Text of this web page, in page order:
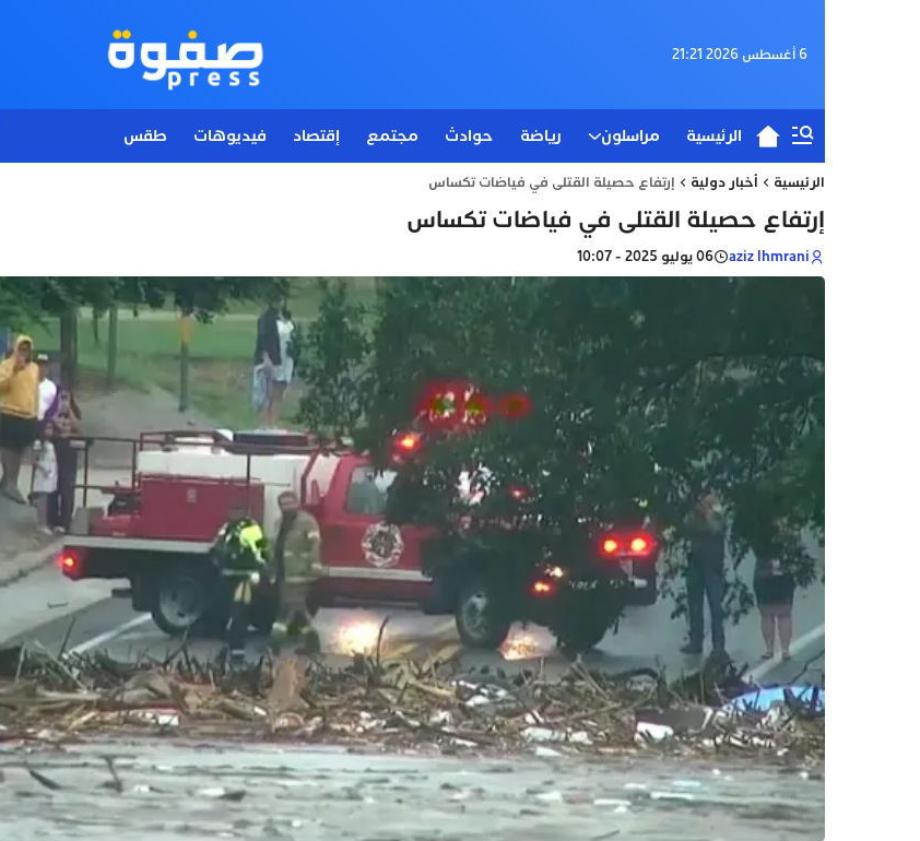
6 أغسطس 2026 21:21
الرئيسية مراسلون رياضة حوادث مجتمع إقتصاد فيديوهات طقس
الرئيسية أخبار دولية إرتفاع حصيلة القتلى في فياضات تكساس
إرتفاع حصيلة القتلى في فياضات تكساس
aziz lhmrani 06 يوليو 2025 - 10:07